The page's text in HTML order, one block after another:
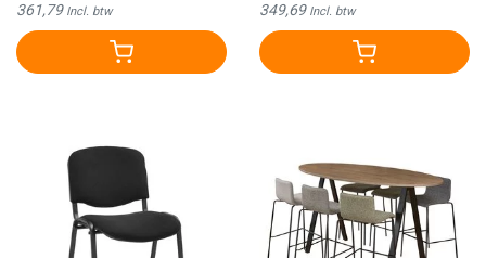
361,79 Incl. btw 349,69 Incl. btw